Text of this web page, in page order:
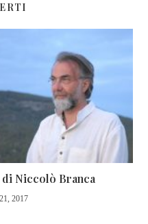
Niccolò Branca
2017